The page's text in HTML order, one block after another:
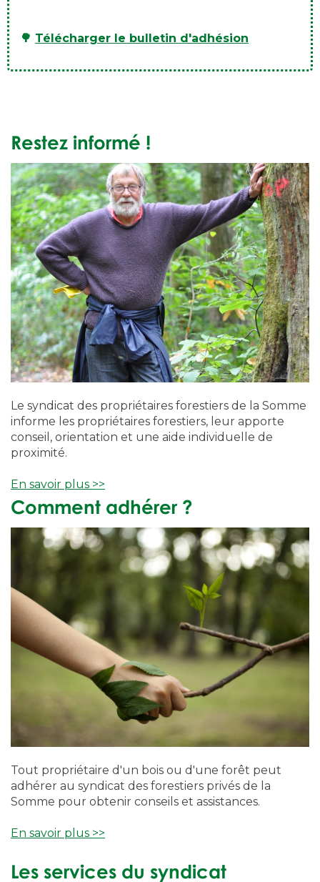
🌳 Télécharger le bulletin d'adhésion
Restez informé !
Le syndicat des propriétaires forestiers de la Somme
informe les propriétaires forestiers, leur apporte
conseil, orientation et une aide individuelle de
proximité.
En savoir plus >>
Comment adhérer ?
Tout propriétaire d'un bois ou d'une forêt peut
adhérer au syndicat des forestiers privés de la
Somme pour obtenir conseils et assistances.
En savoir plus >>
Les services du syndicat